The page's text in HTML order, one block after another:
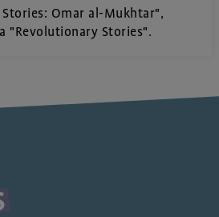
Omar al-Mukhtar",
"Revolutionary Stories".